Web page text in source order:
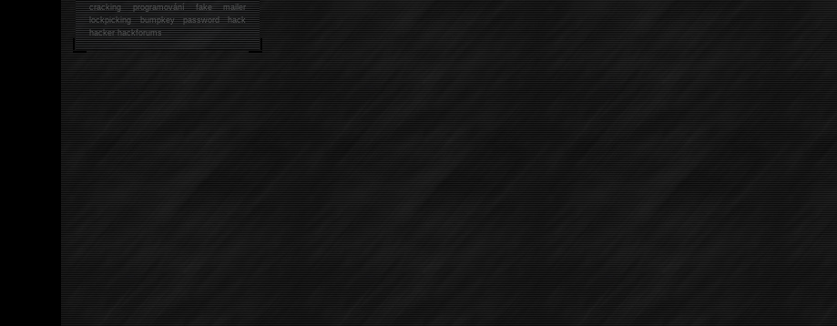
cracking programování fake mailer
lockpicking bumpkey password hack
hackerhackforums